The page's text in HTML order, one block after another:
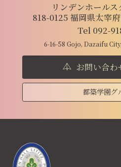
リンデンホール
818-0125 福岡県太宰
Tel 092-
6-16-58 Gojo, Dazaifu
お問い合わ
都築学園グ